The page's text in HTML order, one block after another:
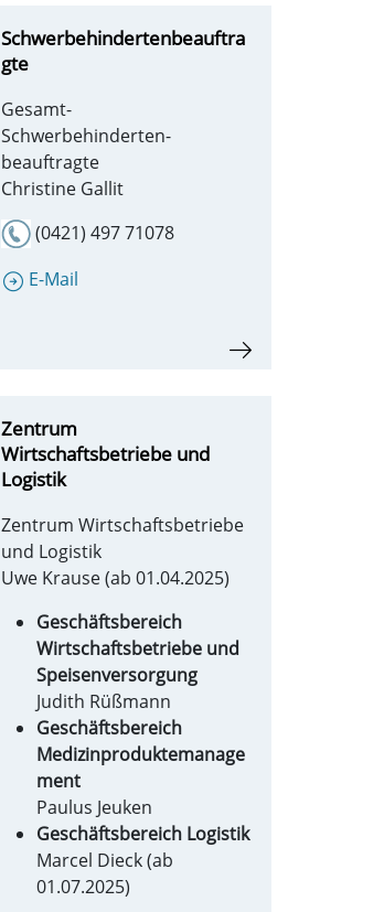
Schwerbehindertenbeauftra
gte
Gesamt-
Schwerbehinderten-
beauftragte
Christine Gallit
(0421) 497 71078
E-Mail
Zentrum
Wirtschaftsbetriebe und
Logistik
Zentrum Wirtschaftsbetriebe
und Logistik
Uwe Krause (ab 01.04.2025)
Geschäftsbereich
Wirtschaftsbetriebe und
Speisenversorgung
Judith Rüßmann
Geschäftsbereich
Medizinproduktemanage
ment
Paulus Jeuken
Geschäftsbereich Logistik
Marcel Dieck (ab
01.07.2025)